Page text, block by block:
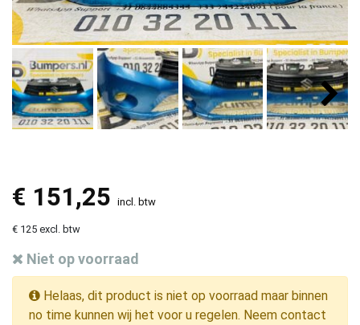
€ 151,25 incl. btw
€ 125 excl. btw
Niet op voorraad
Helaas, dit product is niet op voorraad maar binnen
no time kunnen wij het voor u regelen. Neem contact